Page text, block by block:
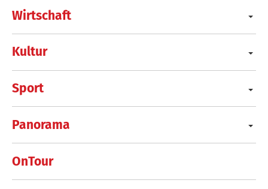
Wirtschaft
Kultur
Sport
Panorama
OnTour